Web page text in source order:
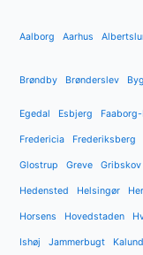
Aalborg Aarhus
Brøndby Brønderslev
Egedal Esbjerg
Fredericia Frederiksberg
Glostrup Greve Gribskov
Hedensted Helsingør
Horsens Hovedstaden
Ishøj Jammerbugt